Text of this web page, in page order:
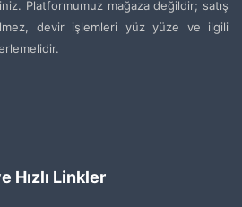
Platformumuz mağaza değildir; satış
devir işlemleri yüz yüze ve ilgili
Hızlı Linkler